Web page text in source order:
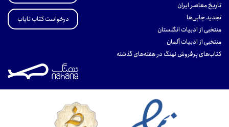
تاریخ معاصر ایران
تجدید چاپی‌ها
منتخبی از ادبیات انگلستان
منتخبی از ادبیات آلمان
کتاب‌های پرفروش نهنگ در هفته‌های گذشته
درخواست کتاب نایاب